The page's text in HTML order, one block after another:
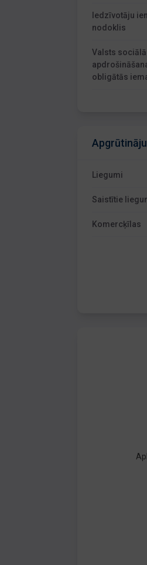
Iedzīvotāju
nodoklis
Valsts
obligātās
Liegumi
Saistītie
Komercķīlas